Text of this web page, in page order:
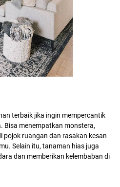
terbaik jika ingin mempercantik
Bisa menempatkan monstera,
pojok ruangan dan rasakan kesan
Selain itu, tanaman hias juga
dan memberikan kelembaban di